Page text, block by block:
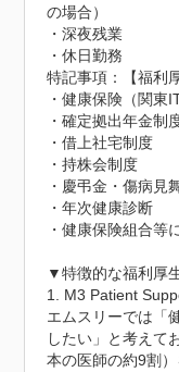
の場合）
・深夜残業
・休日勤務
特記事項：【福利
・健康保険（関東
・確定拠出年金制
・借上社宅制度
・持株会制度
・慶弔金・傷病見
・年次健康診断
・健康保険組合等
▼特徴的な福利厚
1. M3 Patient
エムスリーでは「
したい」と考えて
本の医師の約9割